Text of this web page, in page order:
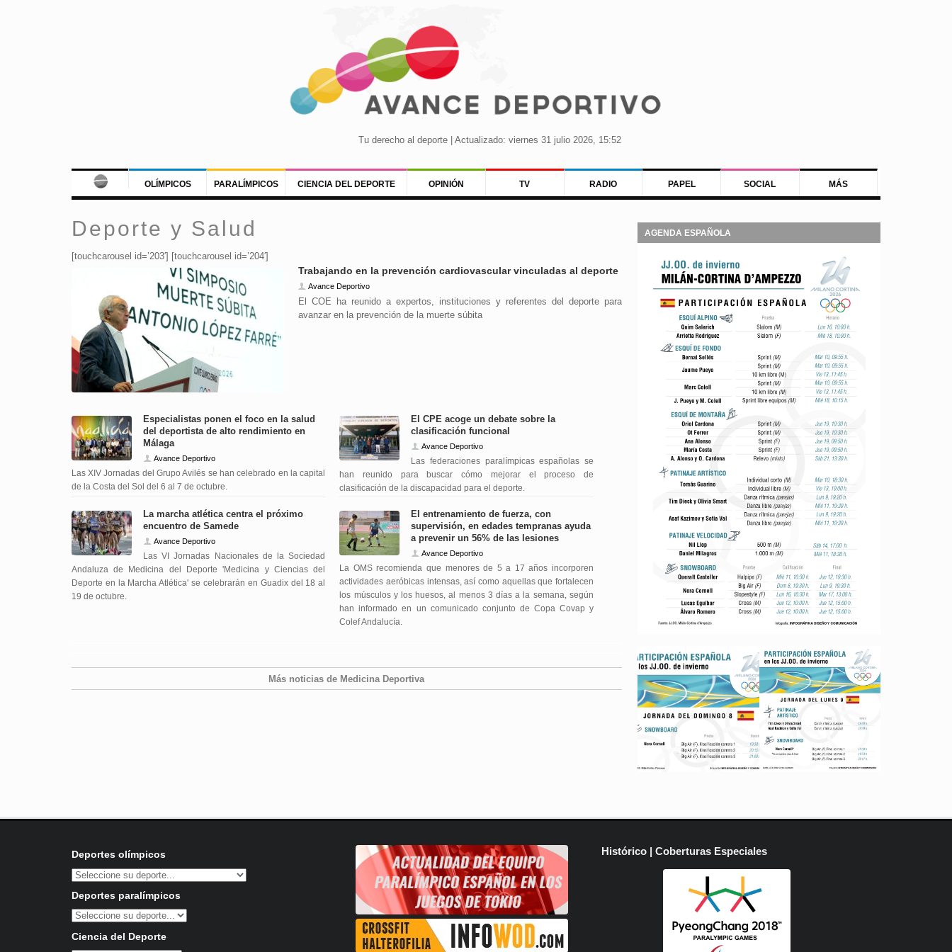
Tu derecho al deporte | Actualizado: viernes 31 julio 2026, 15:52
OLÍMPICOS PARALÍMPICOS CIENCIA DEL DEPORTE OPINIÓN TV RADIO PAPEL SOCIAL MÁS
Deporte y Salud
[touchcarousel id=’203′] [touchcarousel id=’204′]
Trabajando en la prevención cardiovascular vinculadas al deporte
Avance Deportivo
El COE ha reunido a expertos, instituciones y referentes del deporte para
avanzar en la prevención de la muerte súbita
Especialistas ponen el foco en la salud
del deportista de alto rendimiento en
Málaga
Avance Deportivo
Las XIV Jornadas del Grupo Avilés se han celebrado en la capital
de la Costa del Sol del 6 al 7 de octubre.
El CPE acoge un debate sobre la
clasificación funcional
Avance Deportivo
Las federaciones paralímpicas españolas se
han reunido para buscar cómo mejorar el proceso de
clasificación de la discapacidad para el deporte.
La marcha atlética centra el próximo
encuentro de Samede
Avance Deportivo
Las VI Jornadas Nacionales de la Sociedad
Andaluza de Medicina del Deporte 'Medicina y Ciencias del
Deporte en la Marcha Atlética' se celebrarán en Guadix del 18 al
19 de octubre.
El entrenamiento de fuerza, con
supervisión, en edades tempranas ayuda
a prevenir un 56% de las lesiones
Avance Deportivo
La OMS recomienda que menores de 5 a 17 años incorporen
actividades aeróbicas intensas, así como aquellas que fortalecen
los músculos y los huesos, al menos 3 días a la semana, según
han informado en un comunicado conjunto de Copa Covap y
Colef Andalucía.
Más noticias de Medicina Deportiva
AGENDA ESPAÑOLA
Deportes olímpicos
Deportes paralímpicos
Ciencia del Deporte
Histórico | Coberturas Especiales